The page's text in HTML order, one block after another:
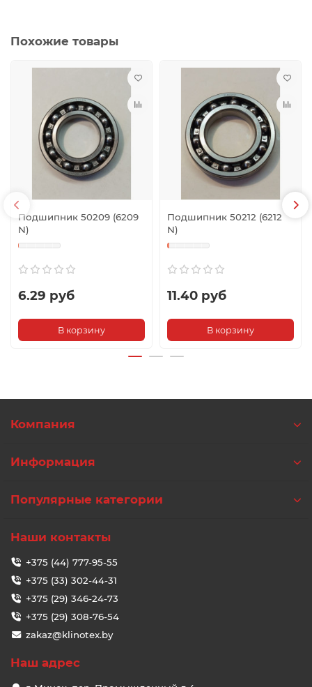
Похожие товары
Подшипник 50209 (6209
N)
6.29 руб
В корзину
Подшипник 50212 (6212
N)
11.40 руб
В корзину
Компания
Информация
Популярные категории
Наши контакты
+375 (44) 777-95-55
+375 (33) 302-44-31
+375 (29) 346-24-73
+375 (29) 308-76-54
zakaz@klinotex.by
Наш адрес